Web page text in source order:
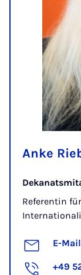
Anke
Referentin
E-
+49